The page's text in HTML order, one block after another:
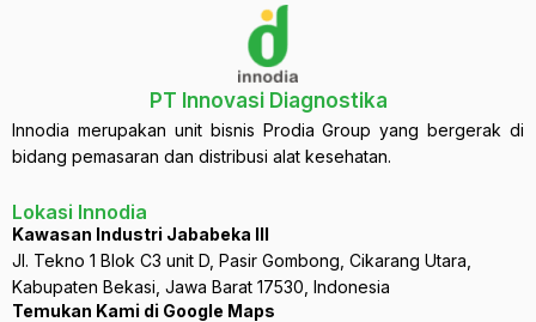
PT Innovasi Diagnostika
Innodia merupakan unit bisnis Prodia Group yang bergerak di
bidang pemasaran dan distribusi alat kesehatan.
Lokasi Innodia
Kawasan Industri Jababeka III
Jl. Tekno 1 Blok C3 unit D, Pasir Gombong, Cikarang Utara,
Kabupaten Bekasi, Jawa Barat 17530, Indonesia
Temukan Kami di Google Maps